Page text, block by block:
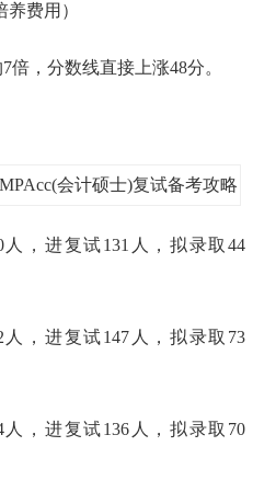
费用）
倍，分数线直接上涨48分。
人，进复试131人，拟录取44
人，进复试147人，拟录取73
人，进复试136人，拟录取70